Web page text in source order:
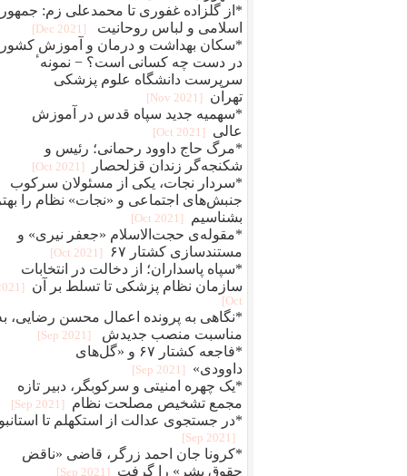
*از گلزاده غفوری تا محمدعلی زم:
اسلامی و لباس روحانیت
[2021 Dec]
*سکان بهداشت و درمان و آموزش کشور
در دست چه کسانی است؟ − نمونهٴ
سرپرست دانشگاه علوم پزشکی
تهران
[2021 Nov]
*سهمیه جدید سپاه قدس در آموزش
عالی
[2021 Oct]
*مرگ حاج داوود رحمانی؛ رئیس و
شکنجه‌گر زندان قزلحصار
[2021 Oct]
*سردار نجات، یکی از مسئولان سرکوب
جنبش‌های اجتماعی و «نجات» نظام را
بشناسیم
[2021 Oct]
*مقوله‌ی حجت‌الاسلام «جعفر نیری» و
مستند‌سازی کشتار ۶۷
[2021 Oct]
*سپاه پاسداران؛ از دخالت در انتخابات
سازمان نظام پزشکی تا تسلط بر آن
Oct]
*نگاهی به پرونده اعمال محسن رضایی،
مناسبت منصب جدیدش
[2021 Sep]
*فاجعه کشتار ۶۷ و «گل‌های
داوودی»
[2021 Sep]
*یک چهره‌‌ امنیتی و سرکوبگر، دبیر تازه
مجمع تشخیص مصلحت نظام
[2021 Sep]
*در جستجوی عدالت از استکهلم تا
[2021 Sep]
*کرونا جان احمد زرگر، قاضی «ناقض
حقوق بشر» را گرفت
[2021 Sep]